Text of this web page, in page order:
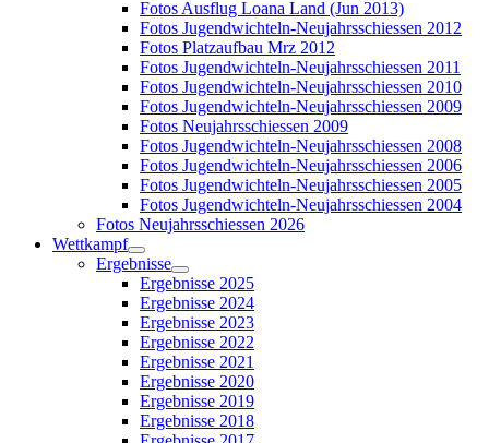
Fotos Ausflug Loana Land (Jun 2013)
Fotos Jugendwichteln-Neujahrsschiessen 2012
Fotos Platzaufbau Mrz 2012
Fotos Jugendwichteln-Neujahrsschiessen 2011
Fotos Jugendwichteln-Neujahrsschiessen 2010
Fotos Jugendwichteln-Neujahrsschiessen 2009
Fotos Neujahrsschiessen 2009
Fotos Jugendwichteln-Neujahrsschiessen 2008
Fotos Jugendwichteln-Neujahrsschiessen 2006
Fotos Jugendwichteln-Neujahrsschiessen 2005
Fotos Jugendwichteln-Neujahrsschiessen 2004
Fotos Neujahrsschiessen 2026
Wettkampf
Ergebnisse
Ergebnisse 2025
Ergebnisse 2024
Ergebnisse 2023
Ergebnisse 2022
Ergebnisse 2021
Ergebnisse 2020
Ergebnisse 2019
Ergebnisse 2018